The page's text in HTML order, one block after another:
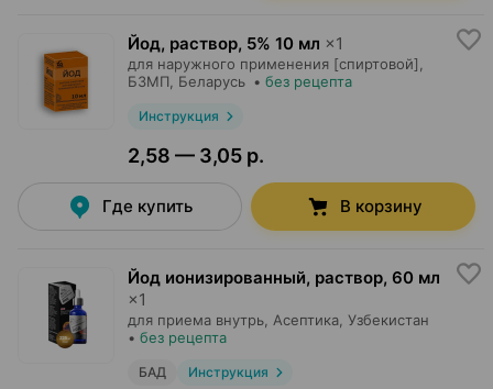
Йод, раствор, 5% 10 мл ×1
для наружного применения [спиртовой],
БЗМП , Беларусь • без рецепта
Инструкция
2,58 — 3,05 р.
Где купить В корзину
Йод ионизированный, раствор, 60 мл
×1
для приема внутрь, Асептика , Узбекистан
• без рецепта
БАД Инструкция